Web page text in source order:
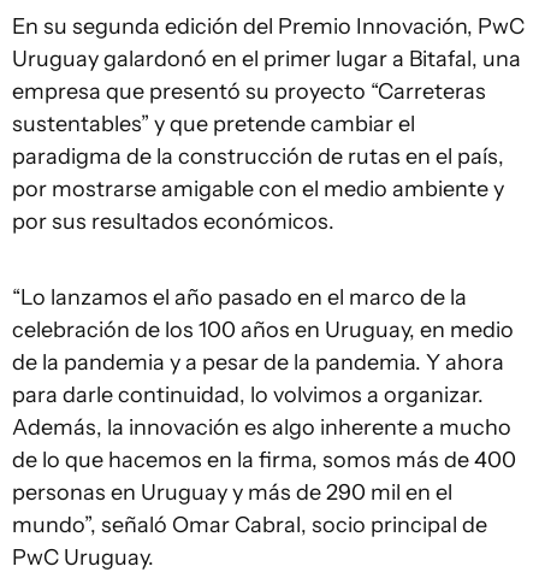
En su segunda edición del Premio Innovación, PwC
Uruguay galardonó en el primer lugar a Bitafal, una
empresa que presentó su proyecto “Carreteras
sustentables” y que pretende cambiar el
paradigma de la construcción de rutas en el país,
por mostrarse amigable con el medio ambiente y
por sus resultados económicos.
“Lo lanzamos el año pasado en el marco de la
celebración de los 100 años en Uruguay, en medio
de la pandemia y a pesar de la pandemia. Y ahora
para darle continuidad, lo volvimos a organizar.
Además, la innovación es algo inherente a mucho
de lo que hacemos en la firma, somos más de 400
personas en Uruguay y más de 290 mil en el
mundo”, señaló Omar Cabral, socio principal de
PwC Uruguay.